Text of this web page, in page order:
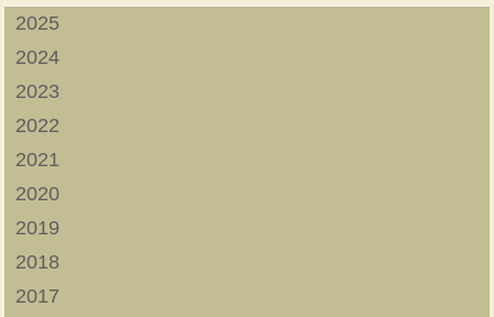
2025
2024
2023
2022
2021
2020
2019
2018
2017